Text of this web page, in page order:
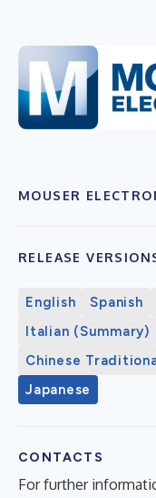
MOUSER
RELEASE
English Spanish
Italian (Summary)
Chinese
Japanese
CONTACTS
For further